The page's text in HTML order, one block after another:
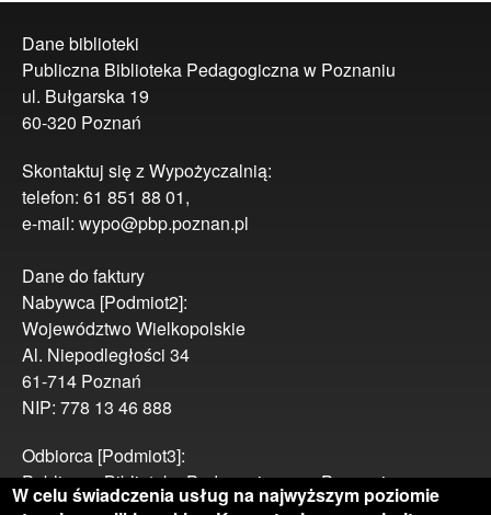
Dane biblioteki
Publiczna Biblioteka Pedagogiczna w Poznaniu
ul. Bułgarska 19
60-320 Poznań
Skontaktuj się z Wypożyczalnią:
telefon: 61 851 88 01,
e-mail: wypo@pbp.poznan.pl
Dane do faktury
Nabywca [Podmiot2]:
Województwo Wielkopolskie
Al. Niepodległości 34
61-714 Poznań
NIP: 778 13 46 888
Odbiorca [Podmiot3]:
Publiczna Biblioteka Pedagogiczna w Poznaniu
ul. Bułgarska 19
W celu świadczenia usług na najwyższym poziomie